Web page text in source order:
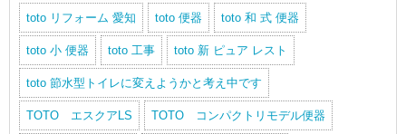
toto リフォーム 愛知 toto 便器 toto 和 式 便器
toto 小 便器 toto 工事 toto 新 ピュア レスト
toto 節水型トイレに変えようかと考え中です
TOTO エスクアLS TOTO コンパクトリモデル便器